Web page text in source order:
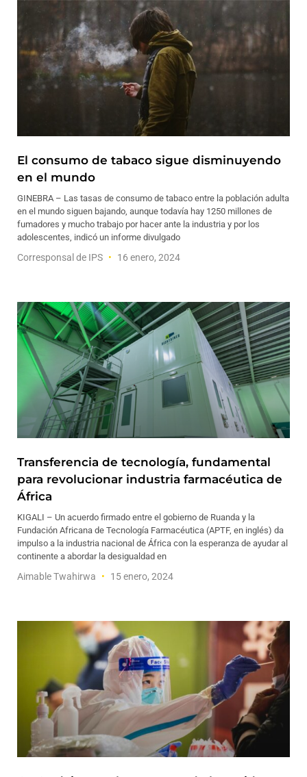
El consumo de tabaco sigue disminuyendo
en el mundo
GINEBRA – Las tasas de consumo de tabaco entre la población adulta
en el mundo siguen bajando, aunque todavía hay 1250 millones de
fumadores y mucho trabajo por hacer ante la industria y por los
adolescentes, indicó un informe divulgado
Corresponsal de IPS 16 enero, 2024
Transferencia de tecnología, fundamental
para revolucionar industria farmacéutica de
África
KIGALI – Un acuerdo firmado entre el gobierno de Ruanda y la
Fundación Africana de Tecnología Farmacéutica (APTF, en inglés) da
impulso a la industria nacional de África con la esperanza de ayudar al
continente a abordar la desigualdad en
Aimable Twahirwa 15 enero, 2024